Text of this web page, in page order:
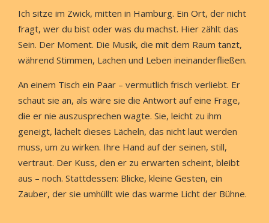
Ich sitze im Zwick, mitten in Hamburg. Ein Ort, der nicht
fragt, wer du bist oder was du machst. Hier zählt das
Sein. Der Moment. Die Musik, die mit dem Raum tanzt,
während Stimmen, Lachen und Leben ineinanderfließen.
An einem Tisch ein Paar – vermutlich frisch verliebt. Er
schaut sie an, als wäre sie die Antwort auf eine Frage,
die er nie auszusprechen wagte. Sie, leicht zu ihm
geneigt, lächelt dieses Lächeln, das nicht laut werden
muss, um zu wirken. Ihre Hand auf der seinen, still,
vertraut. Der Kuss, den er zu erwarten scheint, bleibt
aus – noch. Stattdessen: Blicke, kleine Gesten, ein
Zauber, der sie umhüllt wie das warme Licht der Bühne.